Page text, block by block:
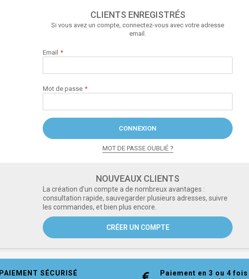
CLIENTS ENREGISTRÉS
Si vous avez un compte, connectez-vous avec votre adresse
email.
Email
Mot de passe
CONNEXION
MOT DE PASSE OUBLIÉ ?
NOUVEAUX CLIENTS
La création d’un compte a de nombreux avantages :
consultation rapide, sauvegarder plusieurs adresses, suivre
les commandes, et bien plus encore.
CRÉER UN COMPTE
PAIEMENT SÉCURISÉ Paiement en 3 ou 4 fois